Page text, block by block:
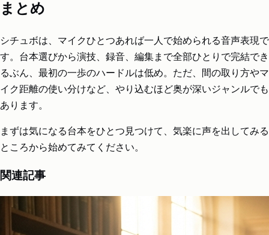
まとめ
シチュボは、マイクひとつあれば一人で始められる音声表現で
す。台本選びから演技、録音、編集まで全部ひとりで完結でき
るぶん、最初の一歩のハードルは低め。ただ、間の取り方やマ
イク距離の使い分けなど、やり込むほど奥が深いジャンルでも
あります。
まずは気になる台本をひとつ見つけて、気楽に声を出してみる
ところから始めてみてください。
関連記事